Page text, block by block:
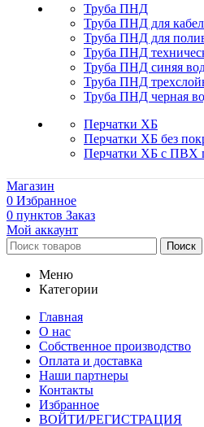
Труба ПНД
Труба ПНД для
Труба ПНД для
Труба ПНД
Труба ПНД синяя
Труба ПНД
Труба ПНД черная
Перчатки ХБ
Перчатки ХБ без
Перчатки ХБ с ПВХ
Магазин
0 Избранное
0 пунктов Заказ
Мой аккаунт
Поиск
Меню
Категории
Главная
О нас
Собственное производство
Оплата и доставка
Наши партнеры
Контакты
Избранное
ВОЙТИ/РЕГИСТРАЦИЯ